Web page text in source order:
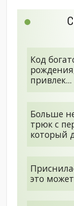
Код
привлек...
Больше
трюк с
который
это